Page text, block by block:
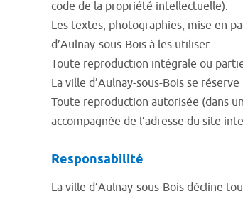
code de la propriété intellectuelle).
Les textes, photographies, mise en
d’Aulnay-sous-Bois à les utiliser.
Toute reproduction intégrale ou
La ville d’Aulnay-sous-Bois se
Toute reproduction autorisée (dans
accompagnée de l’adresse du site
Responsabilité
La ville d’Aulnay-sous-Bois décline